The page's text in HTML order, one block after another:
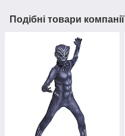
Подібні товари компанії